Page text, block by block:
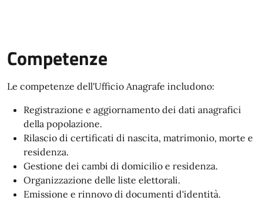
Competenze
Le competenze dell'Ufficio Anagrafe includono:
Registrazione e aggiornamento dei dati anagrafici
della popolazione.
Rilascio di certificati di nascita, matrimonio, morte e
residenza.
Gestione dei cambi di domicilio e residenza.
Organizzazione delle liste elettorali.
Emissione e rinnovo di documenti d'identità.